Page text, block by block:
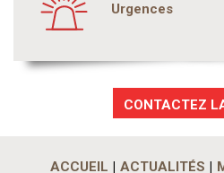
Urgences
CONTACTEZ
ACCUEIL ACTUALITÉS